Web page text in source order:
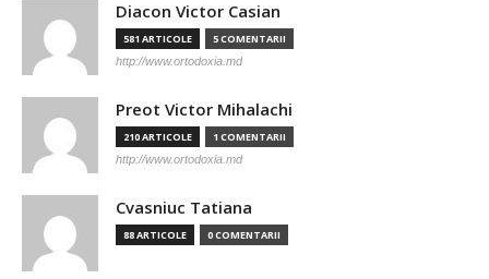
Diacon Victor Casian
581 ARTICOLE 5 COMENTARII
http://www.ortodoxia.md
Preot Victor Mihalachi
210 ARTICOLE 1 COMENTARII
http://www.ortodoxia.md
Cvasniuc Tatiana
88 ARTICOLE 0 COMENTARII